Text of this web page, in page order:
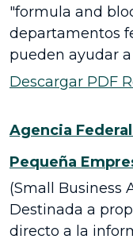
"formula and
departamentos
pueden ayudar
Descargar PDF
Agencia
Pequeña
(Small Business
Destinada a
directo a la